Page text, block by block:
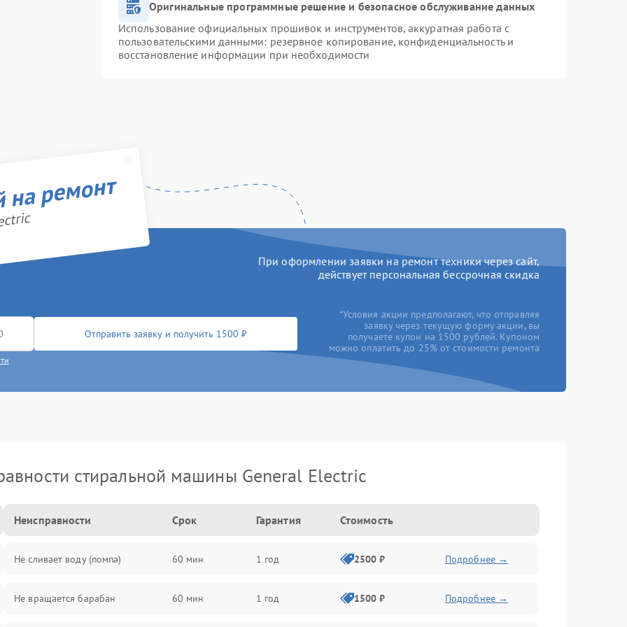
Оригинальные программные решение и безопасное обслуживание данных
Использование официальных прошивок и инструментов, аккуратная работа с
пользовательскими данными: резервное копирование, конфиденциальность и
восстановление информации при необходимости
ремонт
При оформлении заявки на ремонт техники через сайт,
действует персональная бессрочная скидка
Отправить заявку и получить 1500 ₽
*Условия акции предполагают, что отправляя
заявку через текущую форму акции, вы
получаете купон на 1500 рублей. Купоном
можно оплатить до 25% от стоимости ремонта
стиральной машины General Electric
Неисправности Срок Гарантия Стоимость
Не сливает воду (помпа) 60 мин 1 год 2500 ₽ Подробнее →
Не вращается барабан 60 мин 1 год 1500 ₽ Подробнее →